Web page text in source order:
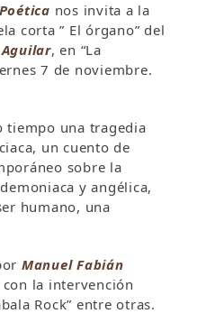
nos invita a la
corta ” El órgano” del
Aguilar, en “La
7 de noviembre.
tiempo una tragedia
un cuento de
sobre la
y angélica,
humano, una
Manuel Fabián
la intervención
Rock” entre otras.